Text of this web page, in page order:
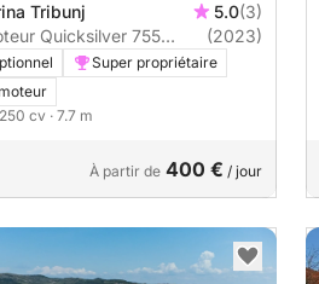
Tribunj 5.0(3)
Quicksilver 755
250cv
(2023)
Super propriétaire
250 cv · 7.7 m
À partir de 400 € / jour